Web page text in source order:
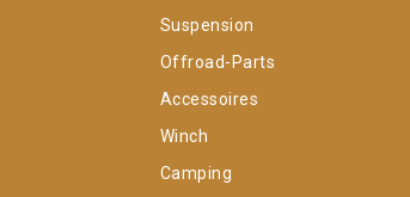
Suspension
Offroad-Parts
Accessoires
Winch
Camping